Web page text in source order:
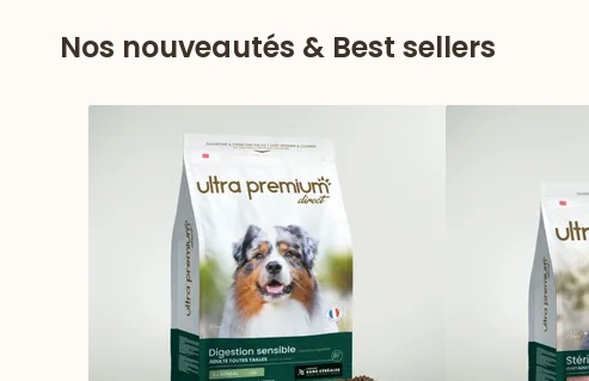
Nos nouveautés & Best sellers